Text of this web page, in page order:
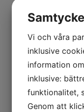
Fathantering
Källsortering
Städutrustning
Tippcontainers
Omklädning
Sittbänkar
Småfackskåp
Tvätthantering
Vi och våra
inklusive
information
inklusive:
funktionalitet,
Genom att